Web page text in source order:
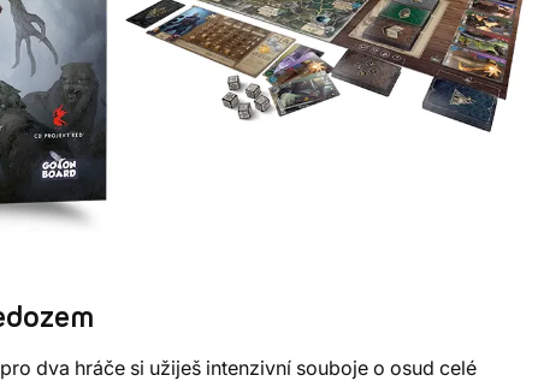
pro dva hráče si užiješ intenzivní souboje o osud celé